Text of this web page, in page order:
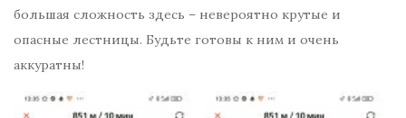
большая сложность здесь – невероятно крутые и
опасные лестницы. Будьте готовы к ним и очень
аккуратны!